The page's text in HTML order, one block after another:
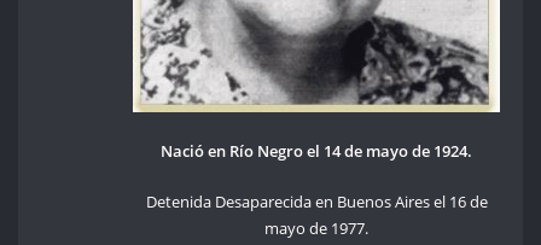
Nació en Río Negro el 14 de mayo de 1924.
Detenida Desaparecida en Buenos Aires el 16 de
mayo de 1977.